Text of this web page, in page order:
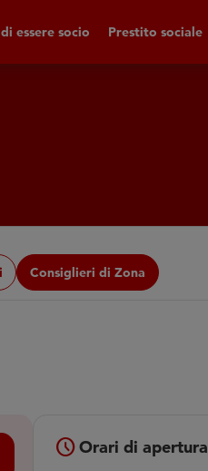
essere socio Prestito sociale
Consiglieri di Zona
scheduleOrari di apertura